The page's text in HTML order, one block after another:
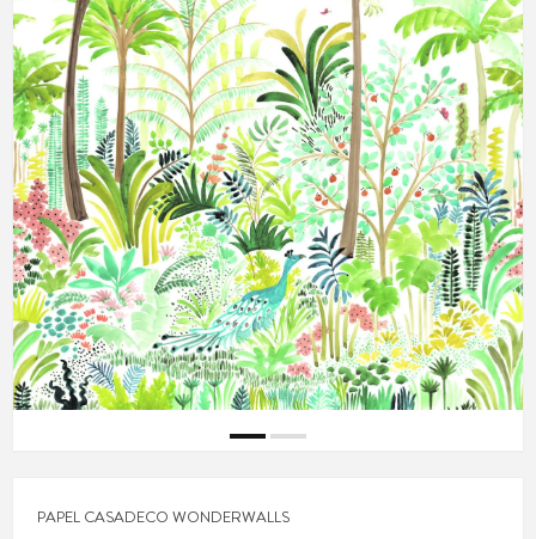
PAPEL CASADECO WONDERWALLS